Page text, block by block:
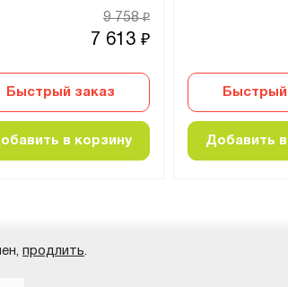
7 613 ₽
9 758₽
Быстрый заказ
в корзину
Быстрый
Добавить
продлить.